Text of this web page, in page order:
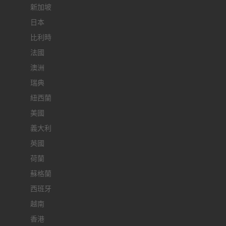
新加坡
日本
比利時
法國
澳洲
瑞典
紐西蘭
美國
義大利
英國
荷蘭
蘇格蘭
西班牙
越南
香港